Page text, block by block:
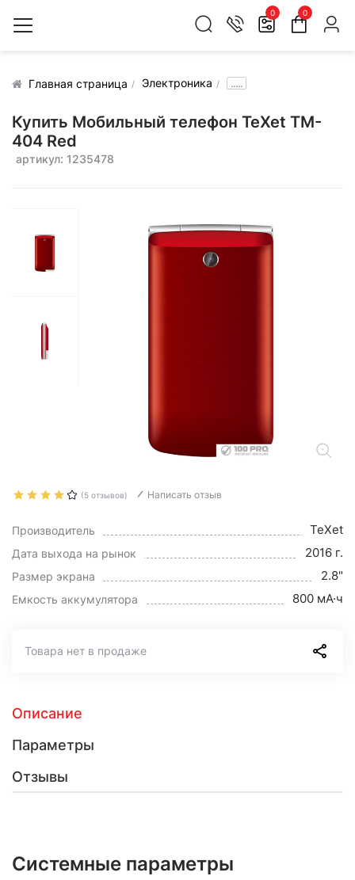
0 0
Главная страница Электроника .....
Купить Мобильный телефон TeXet TM-
404 Red
артикул: 1235478
(5 отзывов) Написать отзыв
Производитель TeXet
Дата выхода на рынок 2016 г.
Размер экрана 2.8"
Емкость аккумулятора 800 мА·ч
Товара нет в продаже
Описание
Параметры
Отзывы
Системные параметры